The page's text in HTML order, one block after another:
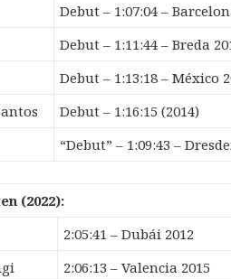
Debut – 1:07:04 –
Debut – 1:11:44 – Breda
Debut – 1:13:18 – México
Debut – 1:16:15 (2014)
“Debut” – 1:09:43 –
(2022):
2:05:41 – Dubái 2012
2:06:13 – Valencia 2015